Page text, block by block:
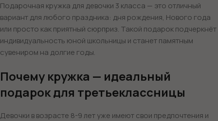
Подарочная кружка для девочки 3 класса — это отличный
вариант для любого праздника: дня рождения, Нового года
или просто как приятный сюрприз. Такой подарок подчеркнёт
индивидуальность юной школьницы и станет памятным
сувениром на долгие годы.
Почему кружка — идеальный
подарок для третьеклассницы
Девочки в возрасте 8-9 лет уже имеют свои предпочтения и